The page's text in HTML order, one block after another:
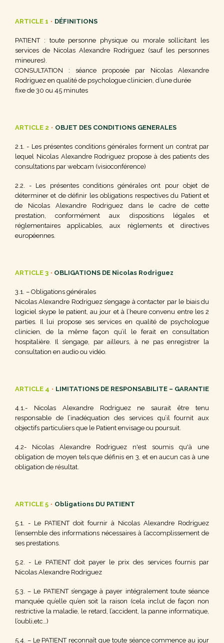
ARTICLE 1 • DÉFINITIONS
PATIENT : toute personne physique ou morale sollicitant les
services de Nicolas Alexandre Rodriguez (sauf les personnes
mineures).
CONSULTATION : séance proposée par Nicolas Alexandre
Rodriguez en qualité de psychologue clinicien, d’une durée
fixe de 30 ou 45 minutes
ARTICLE 2 • OBJET DES CONDITIONS GENERALES
2.1. - Les présentes conditions générales forment un contrat par
lequel Nicolas Alexandre Rodriguez propose à des patients des
consultations par webcam (visioconférence)
2.2. - Les présentes conditions générales ont pour objet de
déterminer et de définir les obligations respectives du Patient et
de Nicolas Alexandre Rodriguez dans le cadre de cette
prestation, conformément aux dispositions légales et
réglementaires applicables, aux règlements et directives
européennes.
ARTICLE 3 • OBLIGATIONS DE Nicolas Rodriguez
3.1. – Obligations générales
NicolasAlexandre Rodriguez s’engage à contacter par le biais du
logiciel skype le patient, au jour et à l’heure convenu entre les 2
parties. Il lui propose ses services en qualité de psychologue
clinicien, de la même façon qu’il le ferait en consultation
hospitalière. Il s’engage, par ailleurs, à ne pas enregistrer la
consultation en audio ou vidéo.
ARTICLE 4 • LIMITATIONS DE RESPONSABILITE – GARANTIE
4.1.- Nicolas Alexandre Rodriguez ne saurait être tenu
responsable de l’inadéquation des services qu’il fournit aux
objectifs particuliers que le Patient envisage ou poursuit.
4.2- Nicolas Alexandre Rodriguez n'est soumis qu'à une
obligation de moyen tels que définis en 3, et en aucun cas à une
obligation de résultat.
ARTICLE 5 • Obligations DU PATIENT
5.1. - Le PATIENT doit fournir à Nicolas Alexandre Rodriguez
l’ensemble des informations nécessaires à l’accomplissement de
ses prestations.
5.2. - Le PATIENT doit payer le prix des services fournis par
Nicolas Alexandre Rodriguez
5.3. – Le PATIENT s’engage à payer intégralement toute séance
manquée qu’elle qu’en soit la raison (cela inclut de façon non
restrictive la maladie, le retard, l’accident, la panne informatique,
l’oubli,etc…)
5.4. – Le PATIENT reconnaît que toute séance commence au jour